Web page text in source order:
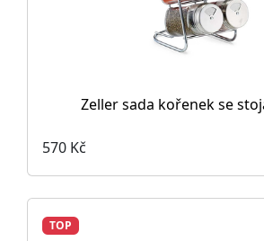
Zeller sada kořenek se
570 Kč
TOP